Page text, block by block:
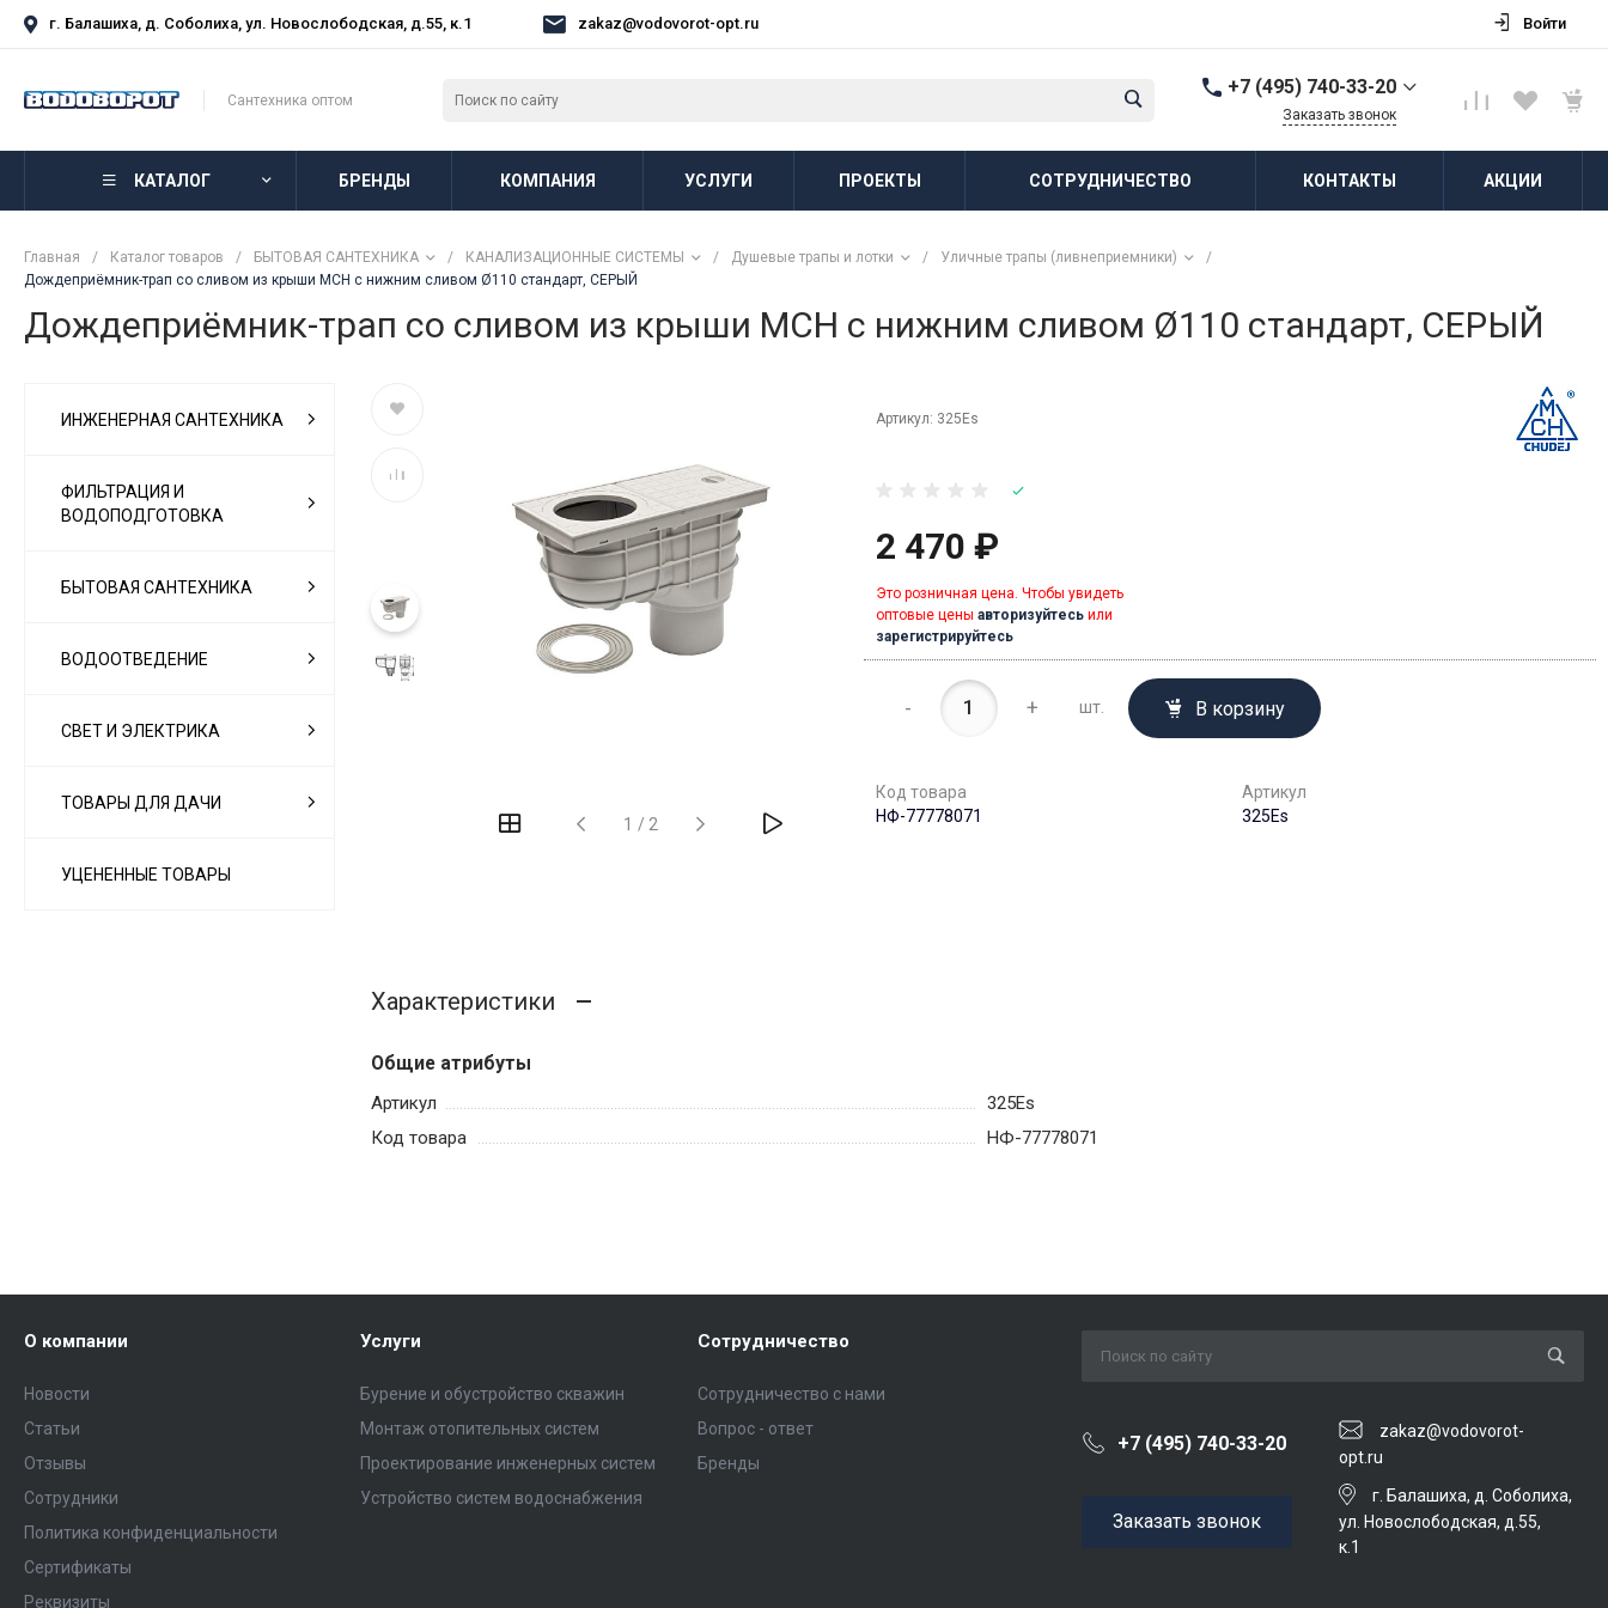
г. Балашиха, д. Соболиха, ул. Новослободская, д.55, к.1 zakaz@vodovorot-opt.ru Войти
Сантехника оптом
+7 (495) 740-33-20
г. Балашиха, д.
Заказать звонок
КАТАЛОГ БРЕНДЫ КОМПАНИЯ УСЛУГИ ПРОЕКТЫ СОТРУДНИЧЕСТВО КОНТАКТЫ АКЦИИ
Главная / Каталог товаров / БЫТОВАЯ САНТЕХНИКА / КАНАЛИЗАЦИОННЫЕ СИСТЕМЫ / Душевые трапы и лотки / Уличные трапы (ливнеприемники)
/
Дождеприёмник-трап со сливом из крыши MCH с нижним сливом Ø110 стандарт, СЕРЫЙ
Дождеприёмник-трап со сливом из крыши MCH с нижним сливом Ø110 стандарт, СЕРЫЙ
ИНЖЕНЕРНАЯ САНТЕХНИКА
ФИЛЬТРАЦИЯ И
ВОДОПОДГОТОВКА
БЫТОВАЯ САНТЕХНИКА
ВОДООТВЕДЕНИЕ
СВЕТ И ЭЛЕКТРИКА
ТОВАРЫ ДЛЯ ДАЧИ
УЦЕНЕННЫЕ ТОВАРЫ
1 / 2
Артикул: 325Es
2 470 ₽
Это розничная цена. Чтобы увидеть
оптовые цены авторизуйтесьили
зарегистрируйтесь
- + шт. В корзину
Код товара
НФ-77778071
Артикул
325Es
Характеристики
Общие атрибуты
Артикул
325Es
Код товара
НФ-77778071
О компании
Новости
Статьи
Отзывы
Сотрудники
Политика конфиденциальности
Сертификаты
Реквизиты
Услуги
Бурение и обустройство скважин
Монтаж отопительных систем
Проектирование инженерных систем
Устройство систем водоснабжения
Сотрудничество
Сотрудничество с нами
Вопрос - ответ
Бренды
+7 (495) 740-33-20
zakaz@vodovorot-
opt.ru
Заказать звонок
г. Балашиха, д. Соболиха,
ул. Новослободская, д.55,
к.1